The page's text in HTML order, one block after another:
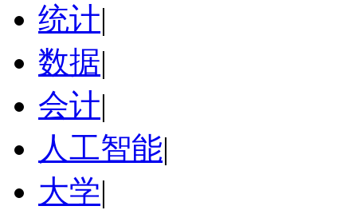
统计|
数据|
会计|
人工智能|
大学|